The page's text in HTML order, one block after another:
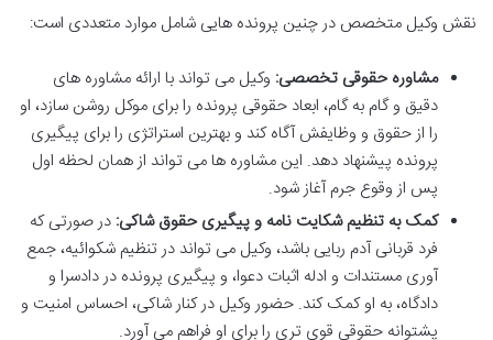
نقش وکیل متخصص در چنین پرونده هایی شامل موارد متعددی است:
مشاوره حقوقی تخصصی: وکیل می تواند با ارائه مشاوره های
دقیق و گام به گام، ابعاد حقوقی پرونده را برای موکل روشن سازد، او
را از حقوق و وظایفش آگاه کند و بهترین استراتژی را برای پیگیری
پرونده پیشنهاد دهد. این مشاوره ها می تواند از همان لحظه اول
پس از وقوع جرم آغاز شود.
کمک به تنظیم شکایت نامه و پیگیری حقوق شاکی: در صورتی که
فرد قربانی آدم ربایی باشد، وکیل می تواند در تنظیم شکوائیه، جمع
آوری مستندات و ادله اثبات دعوا، و پیگیری پرونده در دادسرا و
دادگاه، به او کمک کند. حضور وکیل در کنار شاکی، احساس امنیت و
پشتوانه حقوقی قوی تری را برای او فراهم می آورد.